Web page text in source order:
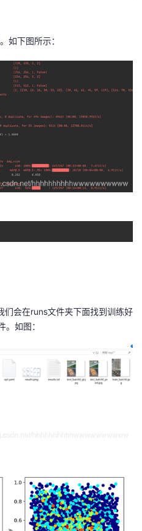
如下图所示：
会在runs文件夹下面找到训练好
如图：